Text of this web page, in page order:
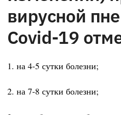
вирусной
Covid-19
1. на 4-5 сутки болезни;
2. на 7-8 сутки болезни;